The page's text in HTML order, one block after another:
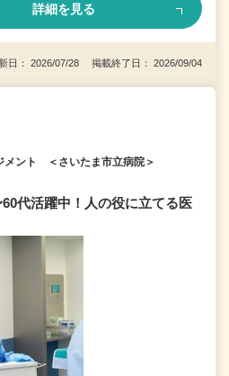
詳細を見る
日： 2026/07/28 掲載終了日： 2026/09/04
ント ＜さいたま市立病院＞
代活躍中！人の役に立てる医